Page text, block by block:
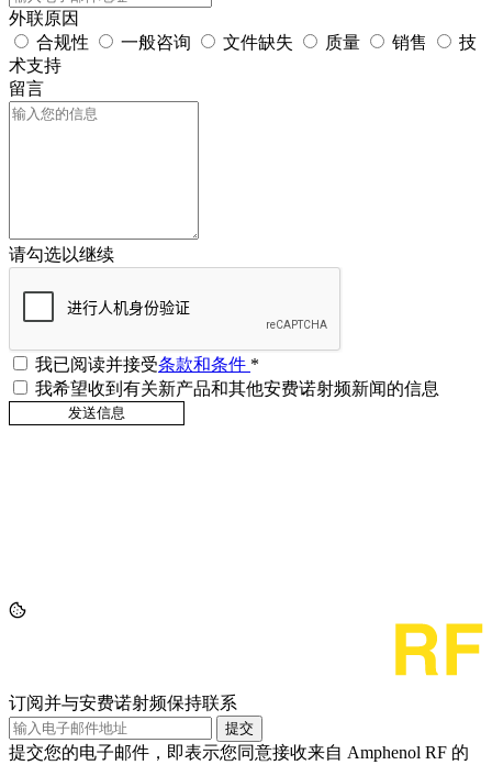
外联原因
合规性
一般咨询 文件缺失 质量 销售
技
术支持
留言
请勾选以继续
我已阅读并接受条款和条件 *
我希望收到有关新产品和其他安费诺射频新闻的信息
订阅并与安费诺射频保持联系
提交
提交您的电子邮件，即表示您同意接收来自 Amphenol RF 的